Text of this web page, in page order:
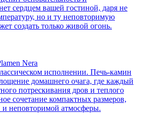
сердцем вашей гостиной, даря не
но и ту неповторимую
создать только живой огонь.
Nera
исполнении. Печь-камин
домашнего очага, где каждый
потрескивания дров и теплого
сочетание компактных размеров,
и неповторимой атмосферы.